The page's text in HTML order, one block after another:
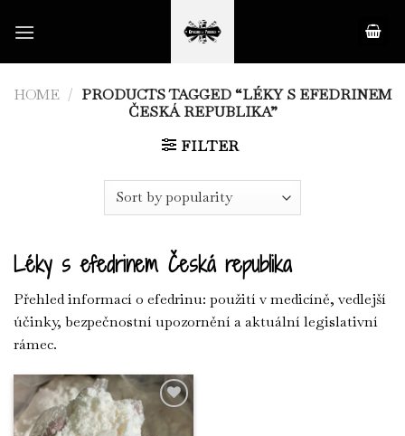
HOME / PRODUCTS TAGGED “LÉKY S EFEDRINEM
ČESKÁ REPUBLIKA”
FILTER
Léky s efedrinem Česká republika
Přehled informací o efedrinu: použití v medicíně, vedlejší
účinky, bezpečnostní upozornění a aktuální legislativní
rámec.